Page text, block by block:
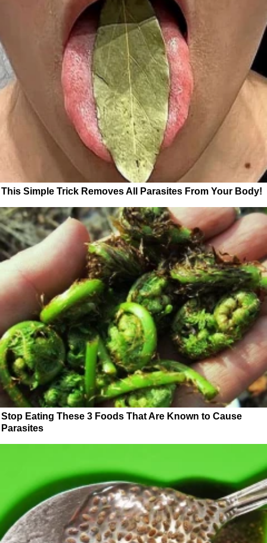
This Simple Trick Removes All Parasites From Your Body!
Stop Eating These 3 Foods That Are Known to Cause
Parasites